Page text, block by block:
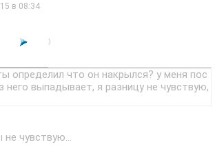
в 08:34
)
определил что он накрылся? у меня пос
него выпадывает, я разницу не чувствую,
чувствую...